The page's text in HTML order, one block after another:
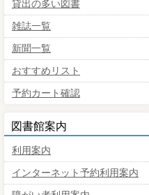
貸出の多い図書
雑誌一覧
新聞一覧
おすすめリスト
予約カート確認
図書館案内
利用案内
インターネット予約利用案内